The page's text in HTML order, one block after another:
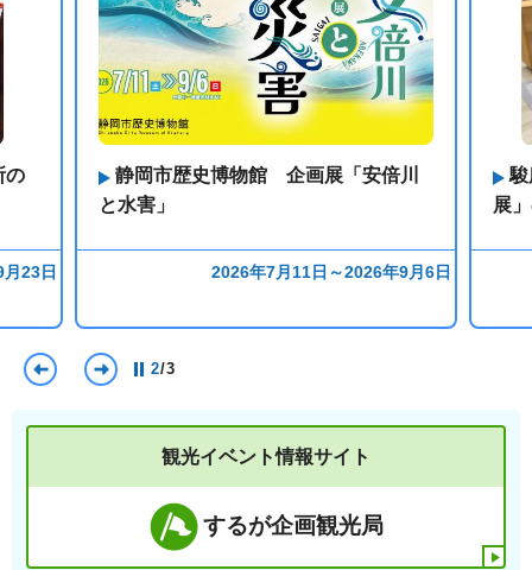
前のスライドを表示
2/3
の
23日
静岡市歴史博物館 企画展「安倍川
と水害」
2026年7月11日～2026年9月6日
駿
展
観光イベント情報サイト
するが企画観光局